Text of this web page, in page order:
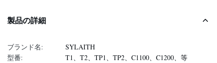
製品の詳細
ブランド名:
SYLAITH
型番:
T1、T2、TP1、TP2、C1100、C1200、等